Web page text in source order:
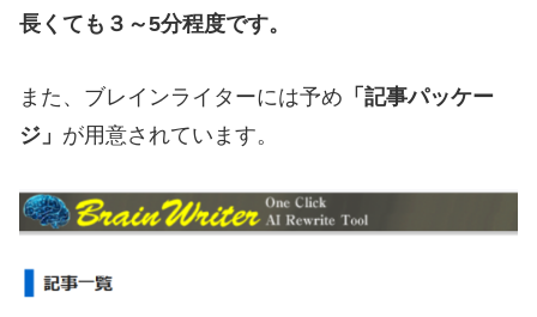
長くても３～5分程度です。
また、ブレインライターには予め 「記事パッケー
ジ」 が用意されています。